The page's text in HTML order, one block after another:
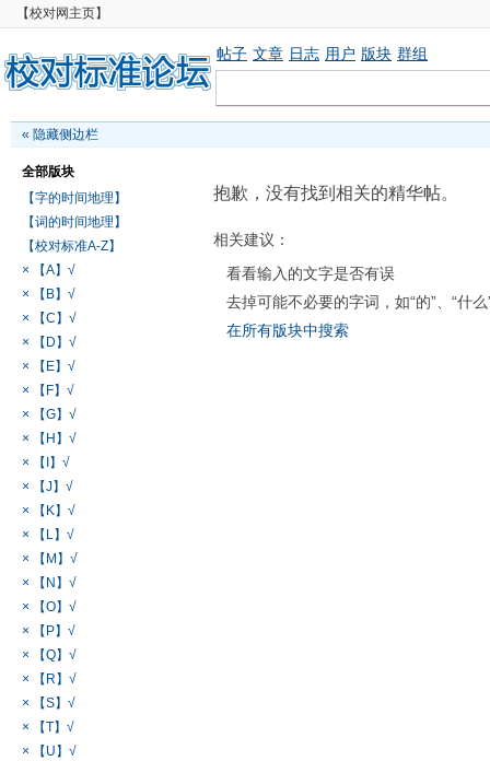
【校对网主页】
帖子 文章 日志 用户 版块 群组
« 隐藏侧边栏
全部版块
【字的时间地理】
【词的时间地理】
【校对标准A-Z】
× 【A】√
× 【B】√
× 【C】√
× 【D】√
× 【E】√
× 【F】√
× 【G】√
× 【H】√
× 【I】√
× 【J】√
× 【K】√
× 【L】√
× 【M】√
× 【N】√
× 【O】√
× 【P】√
× 【Q】√
× 【R】√
× 【S】√
× 【T】√
× 【U】√
抱歉，没有找到相关的精华帖。
相关建议：
看看输入的文字是否有误
去掉可能不必要的字词，如“的”、“什么
在所有版块中搜索